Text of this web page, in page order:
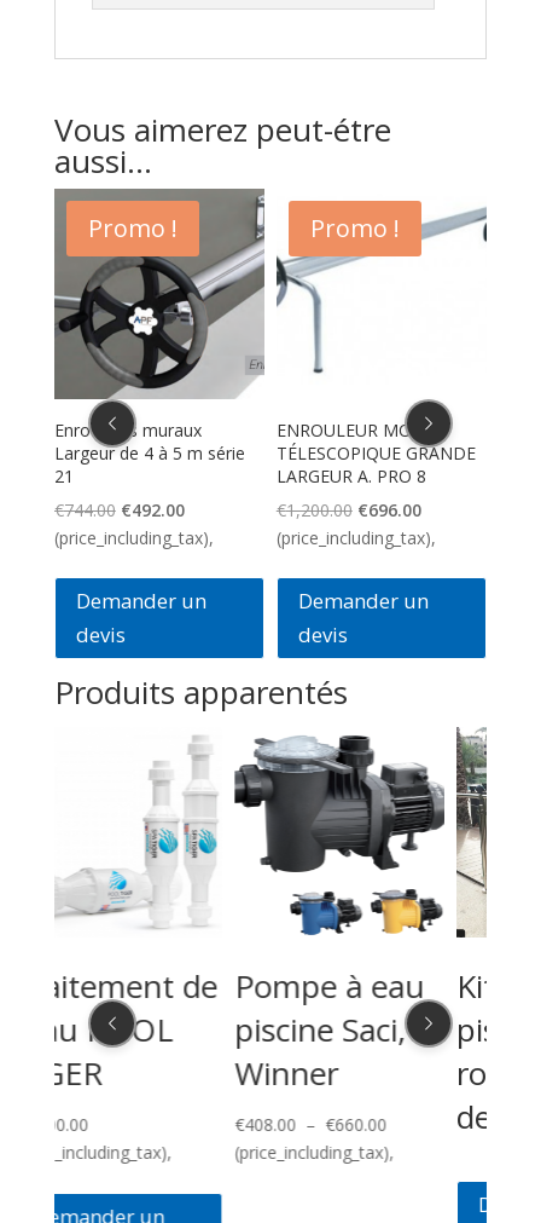
Vous aimerez peut-étre
aussi...
Promo !
Enrouleurs muraux
Largeur de 4 à 5 m série
21
€744.00 Le
prix
était :
€492.00Le
prix
(price_including_tax),
Demander un
devis
Promo !
ENROULEUR MOBILE
TÉLESCOPIQUE GRANDE
LARGEUR A. PRO 8
€1,200.00 Le
prix
était :
€696.00Le
prix
(price_including_tax),
Demander un
devis
Produits apparentés
Pompe à eau
piscine Saci,
Winner
€408.00
Plage
(price_including_tax),
Kit barrière
piscine tube
rond à partir
de 330 EURO